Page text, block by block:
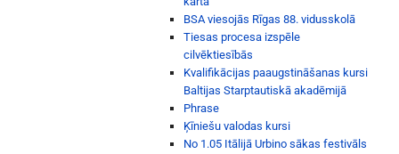
BSA viesojās Rīgas 88. vidusskolā
Tiesas procesa izspēle
cilvēktiesībās
Kvalifikācijas paaugstināšanas kursi
Baltijas Starptautiskā akadēmijā
Phrase
Ķīniešu valodas kursi
No 1.05 Itālijā Urbino sākas festivāls